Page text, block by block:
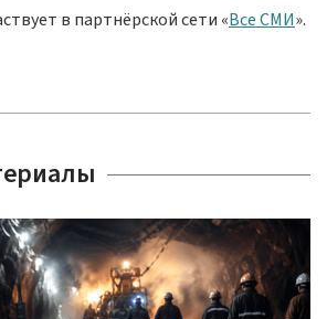
в партнёрской сети «Все СМИ».